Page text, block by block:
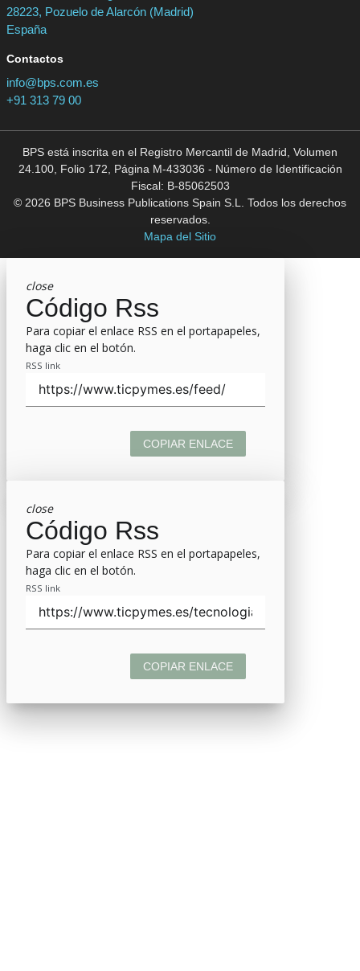
28223, Pozuelo de Alarcón (Madrid)
España
Contactos
info@bps.com.es
+91 313 79 00
BPS está inscrita en el Registro Mercantil de Madrid, Volumen
24.100, Folio 172, Página M-433036 - Número de Identificación
Fiscal: B-85062503
© 2026 BPS Business Publications Spain S.L. Todos los derechos
reservados.
Mapa del Sitio
close
Código Rss
Para copiar el enlace RSS en el portapapeles,
haga clic en el botón.
RSS link
COPIAR ENLACE
close
Código Rss
Para copiar el enlace RSS en el portapapeles,
haga clic en el botón.
RSS link
COPIAR ENLACE